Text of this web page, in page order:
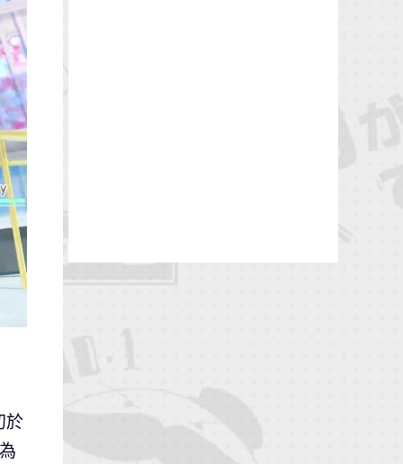
於